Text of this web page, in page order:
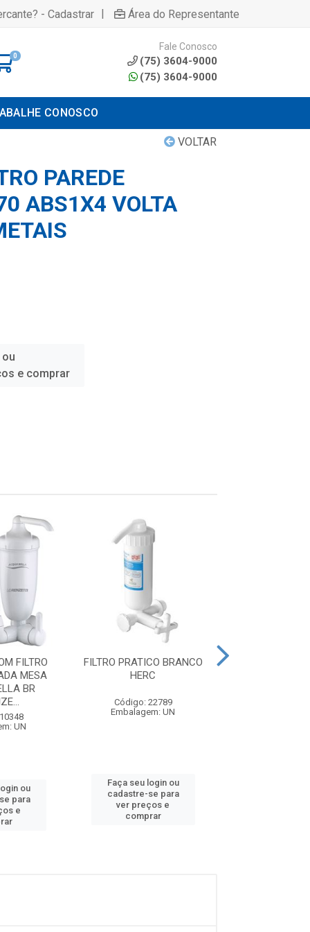
- Cadastrar | Área do Representante
0
Fale Conosco
(75) 3604-9000
(75) 3604-9000
CONOSCO
VOLTAR
PAREDE
ABS1X4 VOLTA
e comprar
FILTRO
MESA
BR
UN
ou
para
e
FILTRO PRATICO BRANCO
HERC
Código: 22789
Embalagem: UN
Faça seu login ou
cadastre-se para
ver preços e
comprar